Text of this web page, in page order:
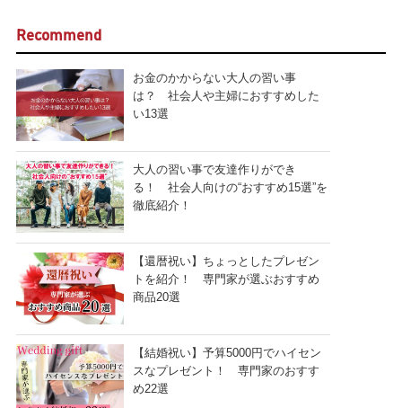
Recommend
お金のかからない大人の習い事
は？ 社会人や主婦におすすめした
い13選
大人の習い事で友達作りができ
る！ 社会人向けの“おすすめ15選”を
徹底紹介！
【還暦祝い】ちょっとしたプレゼン
トを紹介！ 専門家が選ぶおすすめ
商品20選
【結婚祝い】予算5000円でハイセン
スなプレゼント！ 専門家のおすす
め22選